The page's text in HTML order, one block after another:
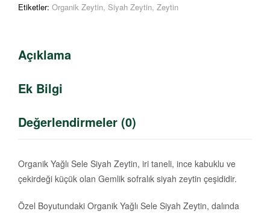
Etiketler: Organik Zeytin, Siyah Zeytin, Zeytin
Açıklama
Ek Bilgi
Değerlendirmeler (0)
Organik Yağlı Sele Siyah Zeytin, iri taneli, ince kabuklu ve
çekirdeği küçük olan Gemlik sofralık siyah zeytin çeşididir.
Özel Boyutundaki Organik Yağlı Sele Siyah Zeytin, dalında